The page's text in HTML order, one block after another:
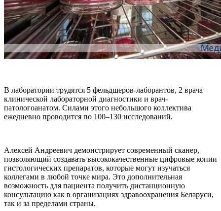
В лаборатории трудятся 5 фельдшеров-лаборантов, 2 врача
клинической лабораторной диагностики и врач-
патологоанатом. Силами этого небольшого коллектива
ежедневно проводится по 100–130 исследований.
Алексей Андреевич демонстрирует современный сканер,
позволяющий создавать высококачественные цифровые копии
гистологических препаратов, которые могут изучаться
коллегами в любой точке мира. Это дополнительная
возможность для пациента получить дистанционную
консультацию как в организациях здравоохранения Беларуси,
так и за пределами страны.